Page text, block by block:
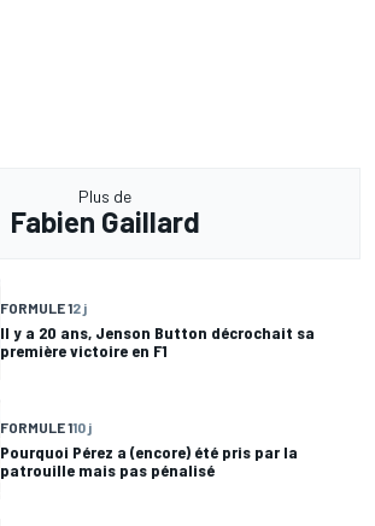
Plus de
Fabien Gaillard
FORMULE 12 j
Il y a 20 ans, Jenson Button décrochait sa
première victoire en F1
FORMULE 110 j
Pourquoi Pérez a (encore) été pris par la
patrouille mais pas pénalisé